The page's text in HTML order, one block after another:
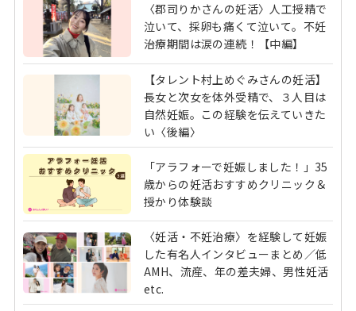
〈郡司りかさんの妊活〉人工授精で
泣いて、採卵も痛くて泣いて。不妊
治療期間は涙の連続！【中編】
【タレント村上めぐみさんの妊活】
長女と次女を体外受精で、３人目は
自然妊娠。この経験を伝えていきた
い〈後編〉
「アラフォーで妊娠しました！」35
歳からの妊活おすすめクリニック＆
授かり体験談
〈妊活・不妊治療〉を経験して妊娠
した有名人インタビューまとめ／低
AMH、流産、年の差夫婦、男性妊活
etc.